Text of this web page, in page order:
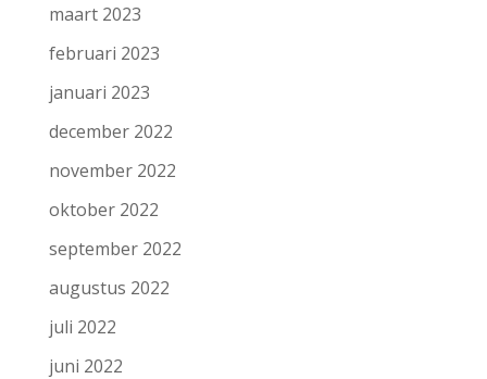
maart 2023
februari 2023
januari 2023
december 2022
november 2022
oktober 2022
september 2022
augustus 2022
juli 2022
juni 2022